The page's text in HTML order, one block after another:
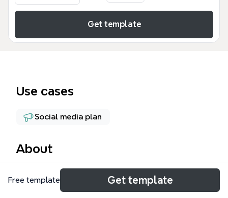
Get template
Use cases
Social media plan
About
JR東日本企画のSNS運用プロセスを網羅したマインド
マップテンプレートです。リポスト、オリジナル投
Free template Get template